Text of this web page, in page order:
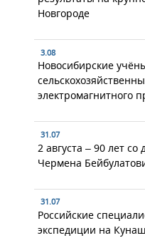
Новгороде
3.08
Новосибирские
электромагнитного
31.07
2 августа – 90 лет
Чермена
31.07
Российские
экспедиции на